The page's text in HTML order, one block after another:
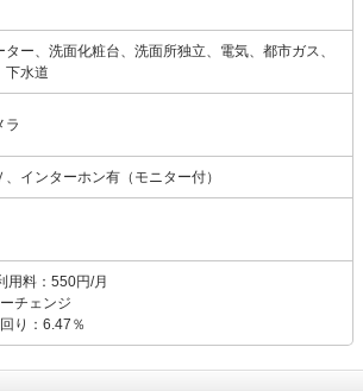
ター、洗面化粧台、洗面所独立、電気、都市ガス、
下水道
ラ
、インターホン有（モニター付）
用料：550円/月
チェンジ
り：6.47％